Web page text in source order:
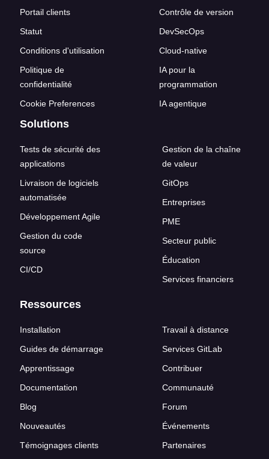
Portail clients
Statut
Conditions d'utilisation
Politique de
confidentialité
Cookie Preferences
Contrôle de version
DevSecOps
Cloud-native
IA pour la
programmation
IA agentique
Solutions
Tests de sécurité des
applications
Livraison de logiciels
automatisée
Développement Agile
Gestion du code
source
CI/CD
Gestion de la chaîne
de valeur
GitOps
Entreprises
PME
Secteur public
Éducation
Services financiers
Ressources
Installation
Guides de démarrage
Apprentissage
Documentation
Blog
Nouveautés
Témoignages clients
Travail à distance
Services GitLab
Contribuer
Communauté
Forum
Événements
Partenaires